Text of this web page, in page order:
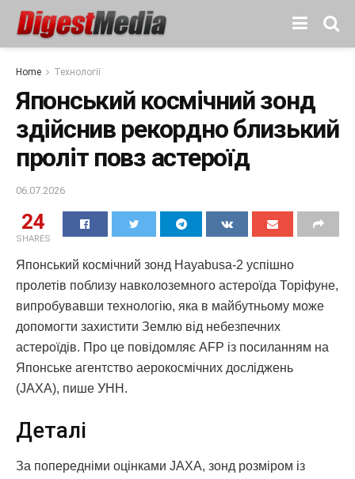
Home Технології
Японський космічний зонд
здійснив рекордно близький
проліт повз астероїд
06.07.2026
24
SHARES
Японський космічний зонд Hayabusa-2 успішно
пролетів поблизу навколоземного астероїда Торіфуне,
випробувавши технологію, яка в майбутньому може
допомогти захистити Землю від небезпечних
астероїдів. Про це повідомляє AFP із посиланням на
Японське агентство аерокосмічних досліджень
(JAXA), пише УНН.
Деталі
За попередніми оцінками JAXA, зонд розміром із